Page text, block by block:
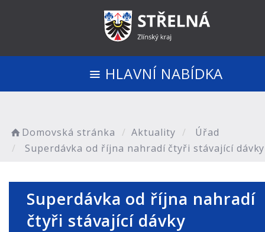
HLAVNÍ NABÍDKA
Domovská stránka Aktuality
Úřad
Superdávka od října nahradí čtyři stávající dávky
Superdávka od října nahradí
čtyři stávající dávky